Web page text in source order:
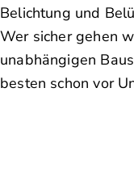
Belichtung und
Wer sicher gehen
unabhängigen
besten schon vor